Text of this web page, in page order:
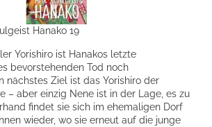
Hanako 19
Yorishiro ist Hanakos letzte
bevorstehenden Tod noch
nächstes Ziel ist das Yorishiro der
– aber einzig Nene ist in der Lage, es zu
findet sie sich im ehemaligen Dorf
wieder, wo sie erneut auf die junge